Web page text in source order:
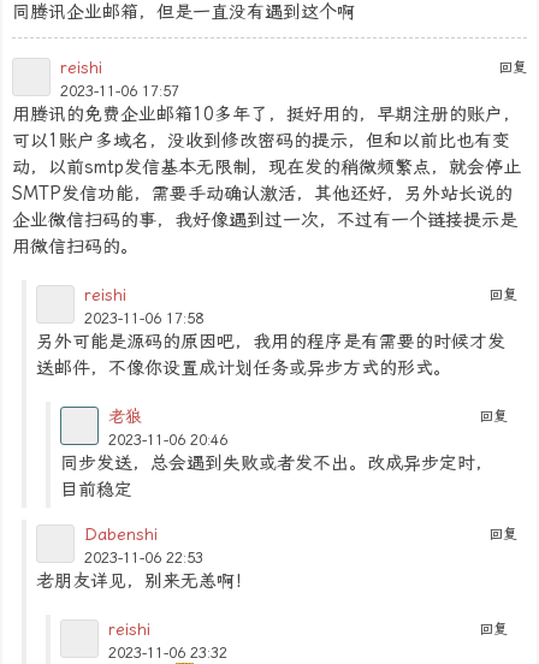
同腾讯企业邮箱，但是一直没有遇到这个啊
回复
reishi
2023-11-06 17:57
用腾讯的免费企业邮箱10多年了，挺好用的，早期注册的账户，
可以1账户多域名，没收到修改密码的提示，但和以前比也有变
动，以前smtp发信基本无限制，现在发的稍微频繁点，就会停止
SMTP发信功能，需要手动确认激活，其他还好，另外站长说的
企业微信扫码的事，我好像遇到过一次，不过有一个链接提示是
用微信扫码的。
回复
reishi
2023-11-06 17:58
另外可能是源码的原因吧，我用的程序是有需要的时候才发
送邮件，不像你设置成计划任务或异步方式的形式。
回复
老狼
2023-11-06 20:46
同步发送，总会遇到失败或者发不出。改成异步定时，
目前稳定
回复
Dabenshi
2023-11-06 22:53
老朋友详见，别来无恙啊！
回复
reishi
2023-11-06 23:32